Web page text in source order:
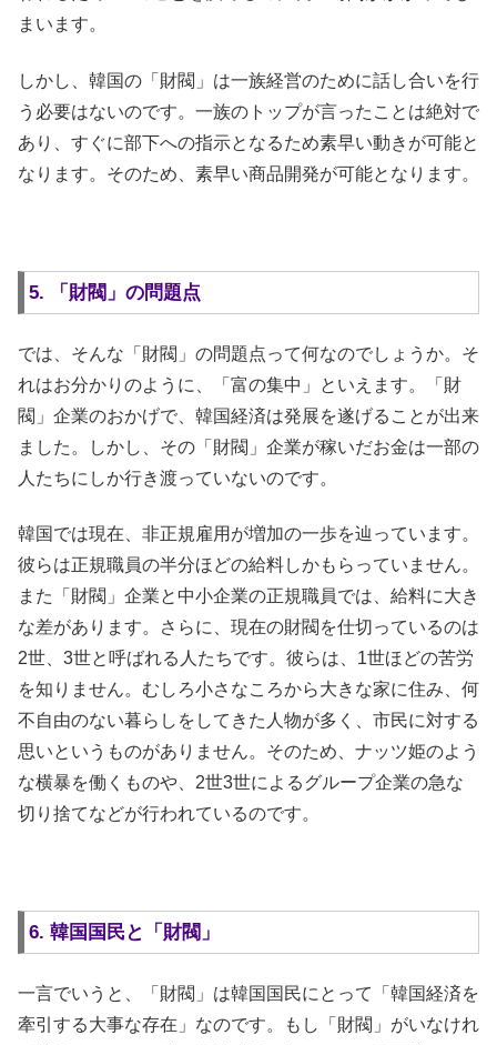
まいます。
しかし、韓国の「財閥」は一族経営のために話し合いを行
う必要はないのです。一族のトップが言ったことは絶対で
あり、すぐに部下への指示となるため素早い動きが可能と
なります。そのため、素早い商品開発が可能となります。
5. 「財閥」の問題点
では、そんな「財閥」の問題点って何なのでしょうか。そ
れはお分かりのように、「富の集中」といえます。「財
閥」企業のおかげで、韓国経済は発展を遂げることが出来
ました。しかし、その「財閥」企業が稼いだお金は一部の
人たちにしか行き渡っていないのです。
韓国では現在、非正規雇用が増加の一歩を辿っています。
彼らは正規職員の半分ほどの給料しかもらっていません。
また「財閥」企業と中小企業の正規職員では、給料に大き
な差があります。さらに、現在の財閥を仕切っているのは
2世、3世と呼ばれる人たちです。彼らは、1世ほどの苦労
を知りません。むしろ小さなころから大きな家に住み、何
不自由のない暮らしをしてきた人物が多く、市民に対する
思いというものがありません。そのため、ナッツ姫のよう
な横暴を働くものや、2世3世によるグループ企業の急な
切り捨てなどが行われているのです。
6. 韓国国民と「財閥」
一言でいうと、「財閥」は韓国国民にとって「韓国経済を
牽引する大事な存在」なのです。もし「財閥」がいなけれ